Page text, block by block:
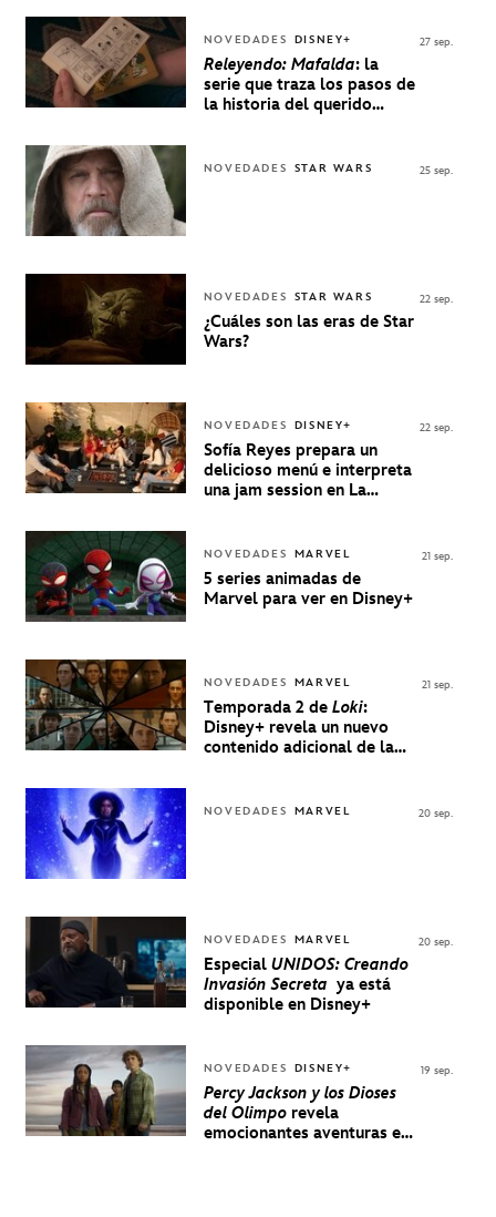
NOVEDADES DISNEY+
Releyendo: Mafalda: la
serie que traza los pasos de
la historia del querido
27 sep.
NOVEDADES STAR WARS 25 sep.
NOVEDADES STAR WARS
¿Cuáles son las eras de Star
Wars?
22 sep.
NOVEDADES DISNEY+
Sofía Reyes prepara un
delicioso menú e interpreta
una jam session en La
22 sep.
NOVEDADES MARVEL
5 series animadas de
Marvel para ver en Disney+
21 sep.
NOVEDADES MARVEL
Temporada 2 de Loki:
Disney+ revela un nuevo
contenido adicional de la
21 sep.
NOVEDADES MARVEL 20 sep.
NOVEDADES MARVEL
Especial UNIDOS: Creando
Invasión Secreta ya está
disponible en Disney+
20 sep.
NOVEDADES DISNEY+
Percy Jackson y los Dioses
del Olimporevela
emocionantes aventuras en
19 sep.